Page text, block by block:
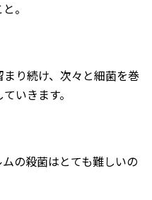
。
り続け、次々と細菌を巻
いきます。
の殺菌はとても難しいの